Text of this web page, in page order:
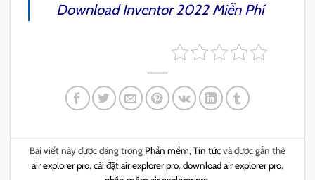
DownloadInventor 2022Miễn Phí
Bài viết này được đăng trong Phần mềm, Tin tứcvà được gắn thẻ
air explorer pro, cài đặt air explorer pro, download air explorer pro,